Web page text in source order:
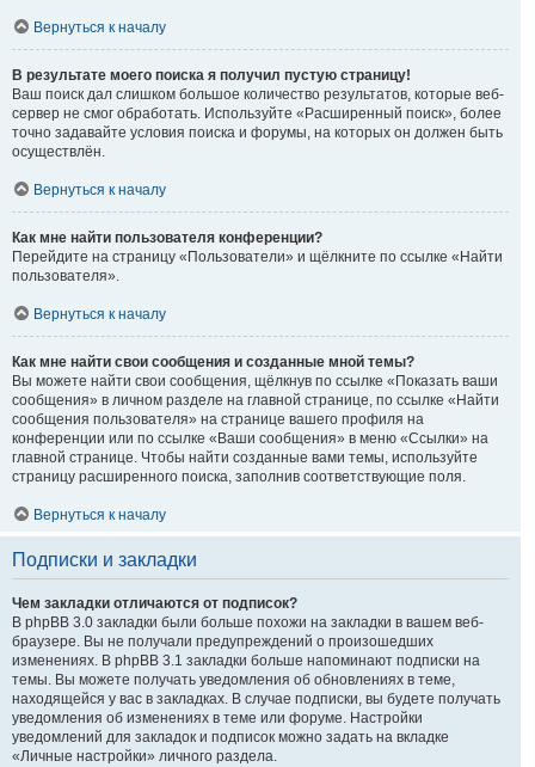
Вернуться к началу
В результате моего поиска я получил пустую страницу!
Ваш поиск дал слишком большое количество результатов, которые веб-
сервер не смог обработать. Используйте «Расширенный поиск», более
точно задавайте условия поиска и форумы, на которых он должен быть
осуществлён.
Вернуться к началу
Как мне найти пользователя конференции?
Перейдите на страницу «Пользователи» и щёлкните по ссылке «Найти
пользователя».
Вернуться к началу
Как мне найти свои сообщения и созданные мной темы?
Вы можете найти свои сообщения, щёлкнув по ссылке «Показать ваши
сообщения» в личном разделе на главной странице, по ссылке «Найти
сообщения пользователя» на странице вашего профиля на
конференции или по ссылке «Ваши сообщения» в меню «Ссылки» на
главной странице. Чтобы найти созданные вами темы, используйте
страницу расширенного поиска, заполнив соответствующие поля.
Вернуться к началу
Подписки и закладки
Чем закладки отличаются от подписок?
В phpBB 3.0 закладки были больше похожи на закладки в вашем веб-
браузере. Вы не получали предупреждений о произошедших
изменениях. В phpBB 3.1 закладки больше напоминают подписки на
темы. Вы можете получать уведомления об обновлениях в теме,
находящейся у вас в закладках. В случае подписки, вы будете получать
уведомления об изменениях в теме или форуме. Настройки
уведомлений для закладок и подписок можно задать на вкладке
«Личные настройки» личного раздела.